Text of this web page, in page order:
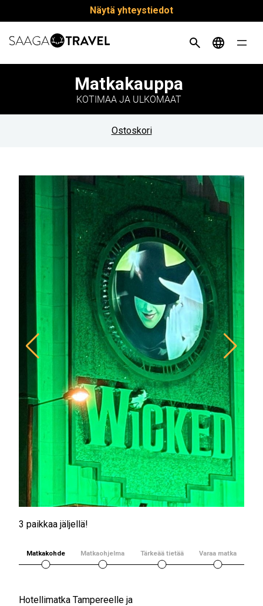
suoraan
sisältöön
Näytä yhteystiedot
Matkakauppa
KOTIMAA JA ULKOMAAT
Ostoskori
3 paikkaa jäljellä!
Matkakohde Matkaohjelma Tärkeää tietää Varaa matka
Hotellimatka Tampereelle ja